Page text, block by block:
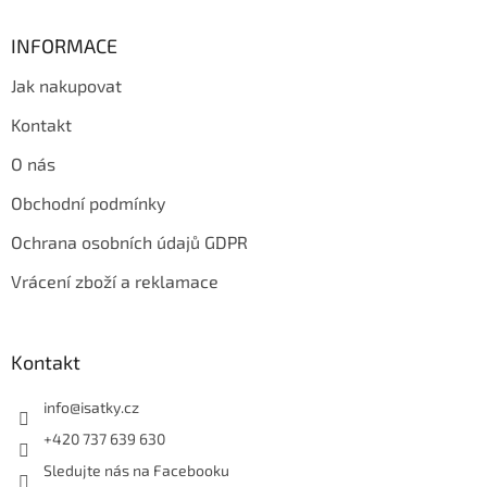
INFORMACE
Jak nakupovat
Kontakt
O nás
Obchodní podmínky
Ochrana osobních údajů GDPR
Vrácení zboží a reklamace
Kontakt
info@isatky.cz
+420 737 639 630
Sledujte nás na Facebooku